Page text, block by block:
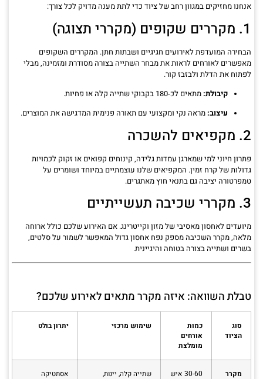
אנחנו מחזיקים במגוון רחב של ציוד כדי לתת מענה מדויק לכל צורך:
1. מקררים שקופים (מקררי תצוגה)
הבחירה המועדפת לאירועים חגיגיים ושבתות חתן. המקררים השקופים
מאפשרים לאורחים לראות את מבחר השתייה בצורה מסודרת ומזמינה, מבלי
לפתוח את הדלת ולבזבז קור.
קיבולת: מתאים לכ-180 בקבוקי שתייה קלה או פחיות.
עיצוב: מראה נקי ומקצועי עם תאורה פנימית המדגישה את המוצרים.
2. מקפיאים להשכרה
פתרון חיוני למי שמארגן עמדות גלידה, קינוחים קפואים או זקוק לכמויות
גדולות של קרח זמין. המקפיאים שלנו עוצמתיים במיוחד ושומרים על
טמפרטורה יציבה גם בתנאי חוץ מאתגרים.
3. מקררי שכיבה תעשייתיים
מיועדים לאחסון מאסיבי של מזון וקייטרינג. אם האירוע שלכם כולל ארוחה
מלאה, מקרר השכיבה מספק נפח אחסון גדול המאפשר לשמור על סלטים,
בשרים ושתייה בצורה בטוחה והיגיינית.
טבלת השוואה: איזה מקרר מתאים לאירוע שלכם?
סוג
הציוד
כמות
אורחים
מומלצת
שימוש מרכזי יתרון בולט
מקרר
30-60 איש
שתייה קלה, יינות,
אסתטיקה